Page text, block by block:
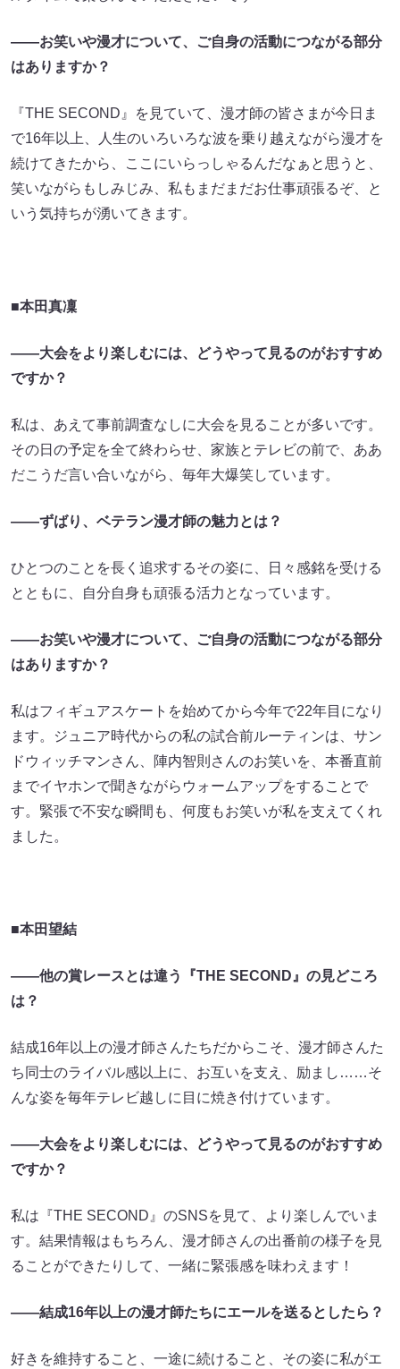
――お笑いや漫才について、ご自身の活動につながる部分
はありますか？
『THE SECOND』を見ていて、漫才師の皆さまが今日ま
で16年以上、人生のいろいろな波を乗り越えながら漫才を
続けてきたから、ここにいらっしゃるんだなぁと思うと、
笑いながらもしみじみ、私もまだまだお仕事頑張るぞ、と
いう気持ちが湧いてきます。
■本田真凜
――大会をより楽しむには、どうやって見るのがおすすめ
ですか？
私は、あえて事前調査なしに大会を見ることが多いです。
その日の予定を全て終わらせ、家族とテレビの前で、ああ
だこうだ言い合いながら、毎年大爆笑しています。
――ずばり、ベテラン漫才師の魅力とは？
ひとつのことを長く追求するその姿に、日々感銘を受ける
とともに、自分自身も頑張る活力となっています。
――お笑いや漫才について、ご自身の活動につながる部分
はありますか？
私はフィギュアスケートを始めてから今年で22年目になり
ます。ジュニア時代からの私の試合前ルーティンは、サン
ドウィッチマンさん、陣内智則さんのお笑いを、本番直前
までイヤホンで聞きながらウォームアップをすることで
す。緊張で不安な瞬間も、何度もお笑いが私を支えてくれ
ました。
■本田望結
――他の賞レースとは違う『THE SECOND』の見どころ
は？
結成16年以上の漫才師さんたちだからこそ、漫才師さんた
ち同士のライバル感以上に、お互いを支え、励まし……そ
んな姿を毎年テレビ越しに目に焼き付けています。
――大会をより楽しむには、どうやって見るのがおすすめ
ですか？
私は『THE SECOND』のSNSを見て、より楽しんでいま
す。結果情報はもちろん、漫才師さんの出番前の様子を見
ることができたりして、一緒に緊張感を味わえます！
――結成16年以上の漫才師たちにエールを送るとしたら？
好きを維持すること、一途に続けること、その姿に私がエ